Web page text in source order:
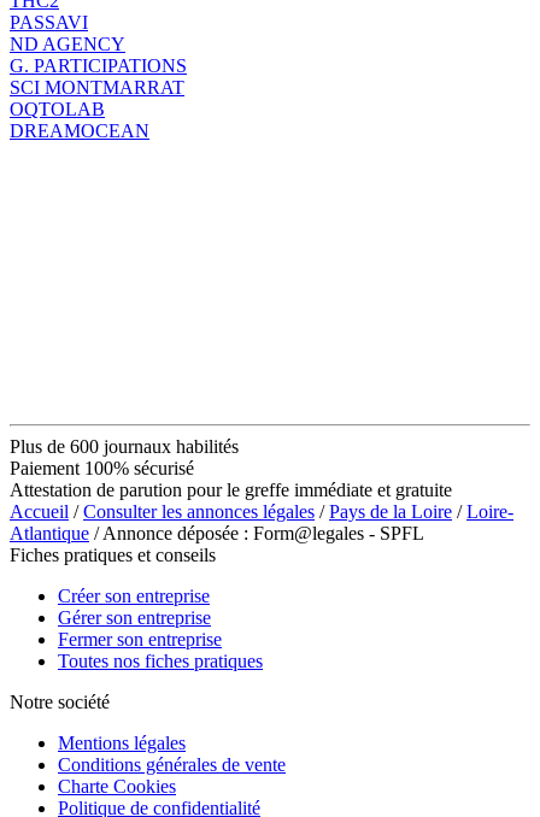
PASSAVI
ND AGENCY
G. PARTICIPATIONS
SCI MONTMARRAT
OQTOLAB
DREAMOCEAN
Plus de 600 journaux habilités
Paiement 100% sécurisé
Attestation de parution pour le greffe immédiate et gratuite
Accueil /Consulter les annonces légales /Pays de la Loire /Loire-
Atlantique / Annonce déposée : Form@legales - SPFL
Fiches pratiques et conseils
Créer son entreprise
Gérer son entreprise
Fermer son entreprise
Toutes nos fiches pratiques
Notre société
Mentions légales
Conditions générales de vente
Charte Cookies
Politique de confidentialité